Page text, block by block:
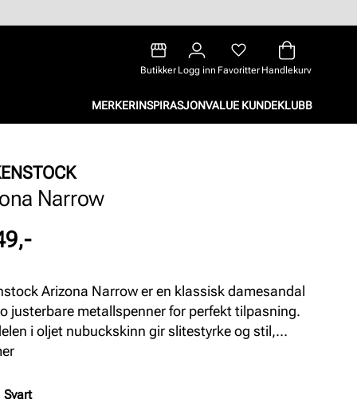
Butikker Logg inn Favoritter Handlekurv
MERKERINSPIRASJONVALUE KUNDEKLUBB
Narrow
Arizona Narrow er en klassisk damesandal
justerbare metallspenner for perfekt tilpasning.
i oljet nubuckskinn gir slitestyrke og stil,
myke soft footbed-fotsengen med ekstra
gir god holdbarhet og stabilitet.
Svart